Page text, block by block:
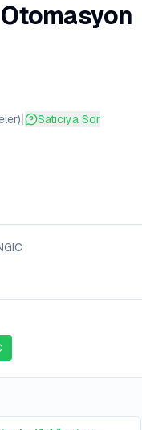
)| Satıcıya Sor